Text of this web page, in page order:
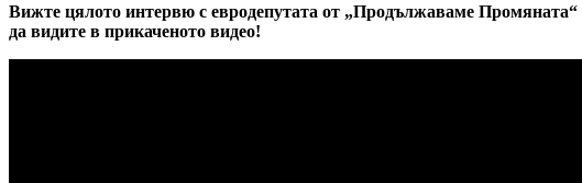
Вижте цялото интервю с евродепутата от „Продължаваме
да видите в прикаченото видео!